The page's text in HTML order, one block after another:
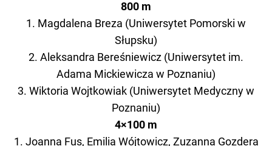
800 m
1. Magdalena Breza (Uniwersytet Pomorski w
Słupsku)
2. Aleksandra Bereśniewicz (Uniwersytet im.
Adama Mickiewicza w Poznaniu)
3. Wiktoria Wojtkowiak (Uniwersytet Medyczny w
Poznaniu)
4×100 m
1. Joanna Fus, Emilia Wójtowicz, Zuzanna Gozdera